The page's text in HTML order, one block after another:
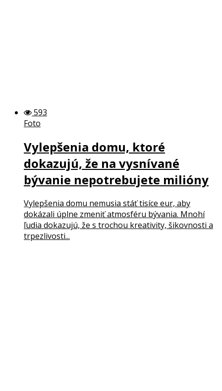
593
Foto
Vylepšenia domu, ktoré
dokazujú, že na vysnívané
bývanie nepotrebujete milióny
Vylepšenia domu nemusia stáť tisíce eur, aby
dokázali úplne zmeniť atmosféru bývania. Mnohí
ľudia dokazujú, že s trochou kreativity, šikovnosti a
trpezlivosti...